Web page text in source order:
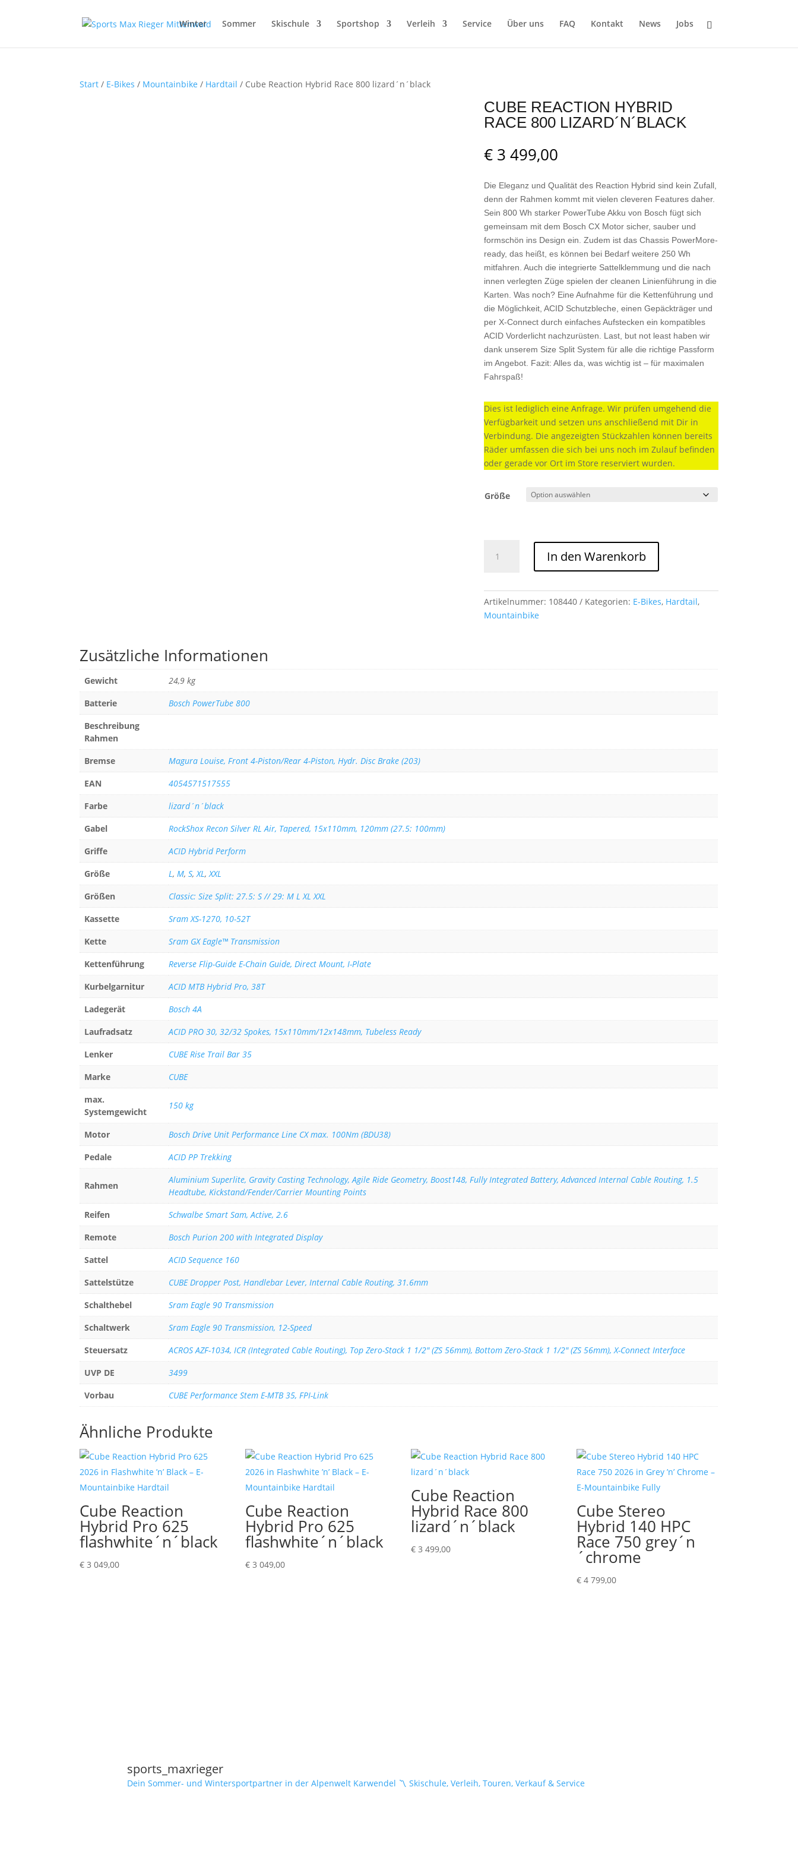
Winter Sommer Skischule Sportshop Verleih Service Über uns FAQ Kontakt News Jobs
Start / E-Bikes / Mountainbike / Hardtail / Cube Reaction Hybrid Race 800 lizard´n´black
CUBE REACTION HYBRID
RACE 800 LIZARD´N´BLACK
€3 499,00
Die Eleganz und Qualität des Reaction Hybrid sind kein Zufall,
denn der Rahmen kommt mit vielen cleveren Features daher.
Sein 800 Wh starker PowerTube Akku von Bosch fügt sich
gemeinsam mit dem Bosch CX Motor sicher, sauber und
formschön ins Design ein. Zudem ist das Chassis PowerMore-
ready, das heißt, es können bei Bedarf weitere 250 Wh
mitfahren. Auch die integrierte Sattelklemmung und die nach
innen verlegten Züge spielen der cleanen Linienführung in die
Karten. Was noch? Eine Aufnahme für die Kettenführung und
die Möglichkeit, ACID Schutzbleche, einen Gepäckträger und
per X-Connect durch einfaches Aufstecken ein kompatibles
ACID Vorderlicht nachzurüsten. Last, but not least haben wir
dank unserem Size Split System für alle die richtige Passform
im Angebot. Fazit: Alles da, was wichtig ist – für maximalen
Fahrspaß!
Dies ist lediglich eine Anfrage. Wir prüfen umgehend die
Verfügbarkeit und setzen uns anschließend mit Dir in
Verbindung. Die angezeigten Stückzahlen können bereits
Räder umfassen die sich bei uns noch im Zulauf befinden
oder gerade vor Ort im Store reserviert wurden.
Größe
Reaction
800
lizard
In den Warenkorb
Artikelnummer: 108440 Kategorien: E-Bikes, Hardtail,
Mountainbike
Zusätzliche Informationen
Gewicht
24,9 kg
Batterie
Bosch PowerTube 800
Beschreibung
Rahmen
Bremse
Magura Louise, Front 4-Piston/Rear 4-Piston, Hydr. Disc Brake (203)
EAN
4054571517555
Farbe
lizard´n´black
Gabel
RockShox Recon Silver RL Air, Tapered, 15x110mm, 120mm (27.5: 100mm)
Griffe
ACID Hybrid Perform
Größe
L,M,S,XL,XXL
Größen
Classic: Size Split: 27.5: S // 29: M L XL XXL
Kassette
Sram XS-1270, 10-52T
Kette
Sram GX Eagle™ Transmission
Kettenführung
Reverse Flip-Guide E-Chain Guide, Direct Mount, I-Plate
Kurbelgarnitur
ACID MTB Hybrid Pro, 38T
Ladegerät
Bosch 4A
Laufradsatz
ACID PRO 30, 32/32 Spokes, 15x110mm/12x148mm, Tubeless Ready
Lenker
CUBE Rise Trail Bar 35
Marke
CUBE
max.
Systemgewicht
150 kg
Motor
Bosch Drive Unit Performance Line CX max. 100Nm (BDU38)
Pedale
ACID PP Trekking
Rahmen
Aluminium Superlite, Gravity Casting Technology, Agile Ride Geometry, Boost148, Fully Integrated Battery, Advanced Internal Cable Routing, 1.5
Headtube, Kickstand/Fender/Carrier Mounting Points
Reifen
Schwalbe Smart Sam, Active, 2.6
Remote
Bosch Purion 200 with Integrated Display
Sattel
ACID Sequence 160
Sattelstütze
CUBE Dropper Post, Handlebar Lever, Internal Cable Routing, 31.6mm
Schalthebel
Sram Eagle 90 Transmission
Schaltwerk
Sram Eagle 90 Transmission, 12-Speed
Steuersatz
ACROS AZF-1034, ICR (Integrated Cable Routing), Top Zero-Stack 1 1/2" (ZS 56mm), Bottom Zero-Stack 1 1/2" (ZS 56mm), X-Connect Interface
UVP DE
3499
Vorbau
CUBE Performance Stem E-MTB 35, FPI-Link
Ähnliche Produkte
Cube Reaction
Hybrid Pro 625
flashwhite´n´black
€ 3 049,00
Cube Reaction
Hybrid Pro 625
flashwhite´n´black
€ 3 049,00
Cube Reaction
Hybrid Race 800
lizard´n´black
€ 3 499,00
Cube Stereo
Hybrid 140 HPC
Race 750 grey´n
´chrome
€ 4 799,00
sports_maxrieger
Dein Sommer- und Wintersportpartner in der Alpenwelt Karwendel 〽️ Skischule, Verleih, Touren, Verkauf & Service